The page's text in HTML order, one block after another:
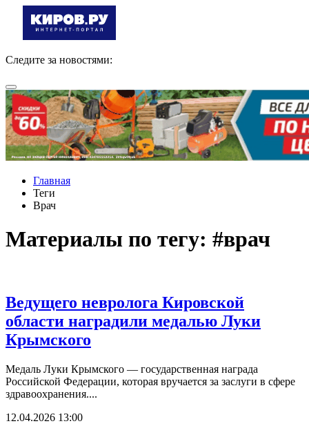
Следите за новостями:
Главная
Теги
Врач
Материалы по тегу: #врач
Ведущего невролога Кировской
области наградили медалью Луки
Крымского
Медаль Луки Крымского — государственная награда
Российской Федерации, которая вручается за заслуги в сфере
здравоохранения....
12.04.2026 13:00